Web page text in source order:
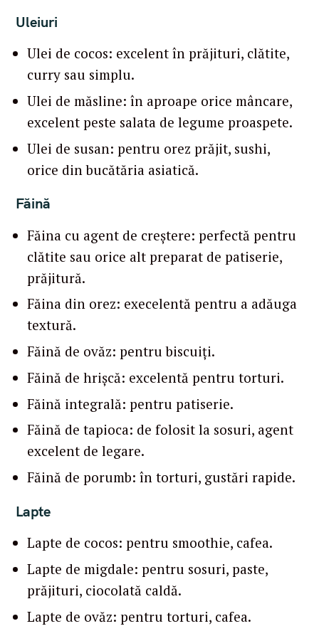
Uleiuri
Ulei de cocos: excelent în prăjituri, clătite,
curry sau simplu.
Ulei de măsline: în aproape orice mâncare,
excelent peste salata de legume proaspete.
Ulei de susan: pentru orez prăjit, sushi,
orice din bucătăria asiatică.
Făină
Făina cu agent de creștere: perfectă pentru
clătite sau orice alt preparat de patiserie,
prăjitură.
Făina din orez: execelentă pentru a adăuga
textură.
Făină de ovăz: pentru biscuiți.
Făină de hrișcă: excelentă pentru torturi.
Făină integrală: pentru patiserie.
Făină de tapioca: de folosit la sosuri, agent
excelent de legare.
Făină de porumb: în torturi, gustări rapide.
Lapte
Lapte de cocos: pentru smoothie, cafea.
Lapte de migdale: pentru sosuri, paste,
prăjituri, ciocolată caldă.
Lapte de ovăz: pentru torturi, cafea.